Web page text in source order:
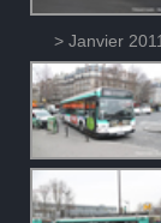
> Janvier 2011